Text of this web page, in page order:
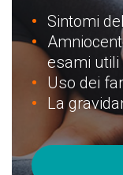
Sintomi
esami utili
Uso dei
La